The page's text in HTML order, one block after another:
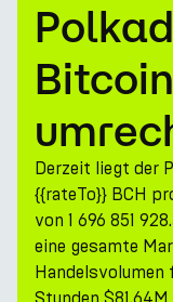
Märkte
Rechner
PARK
Derzeit liegt der
{{rateTo}} BCH
von 1 696 851
eine gesamte
Handelsvolumen